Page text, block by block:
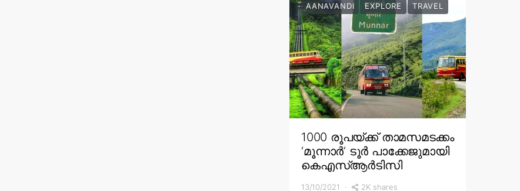
AANAVANDI EXPLORE TRAVEL
1000 രൂപയ്ക്ക് താമസമടക്കം
‘മൂന്നാർ’ ടൂർ പാക്കേജുമായി
കെഎസ്ആർടിസി
13/10/2021 2K shares